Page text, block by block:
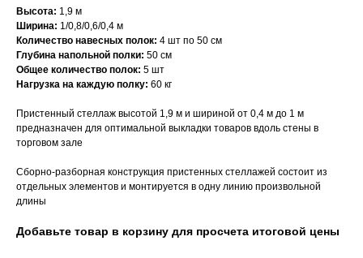
Высота: 1,9 м
Ширина: 1/0,8/0,6/0,4 м
Количество навесных полок: 4 шт по 50 см
Глубина напольной полки: 50 см
Общее количество полок: 5 шт
Нагрузка на каждую полку: 60 кг
Пристенный стеллаж высотой 1,9 м и шириной от 0,4 м до 1 м
предназначен для оптимальной выкладки товаров вдоль стены в
торговом зале
Сборно-разборная конструкция пристенных стеллажей состоит из
отдельных элементов и монтируется в одну линию произвольной
длины
Добавьте товар в корзину для просчета итоговой цены